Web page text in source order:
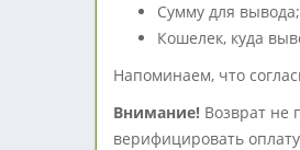
Сумму для вывода;
Кошелек, куда
Напоминаем, что
Внимание! Возврат не
верифицировать